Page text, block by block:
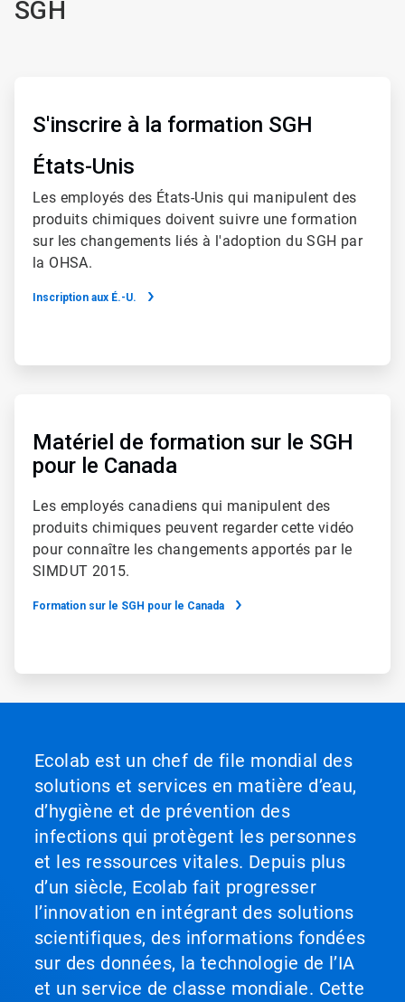
SGH
S'inscrire à la formation SGH
États-Unis
Les employés des États-Unis qui manipulent des
produits chimiques doivent suivre une formation
sur les changements liés à l'adoption du SGH par
la OHSA.
Inscription aux É.-U.
Matériel de formation sur le SGH
pour le Canada
Les employés canadiens qui manipulent des
produits chimiques peuvent regarder cette vidéo
pour connaître les changements apportés par le
SIMDUT 2015.​​​​​​​
Formation sur le SGH pour le Canada
Ecolab est un chef de file mondial des
solutions et services en matière d’eau,
d’hygiène et de prévention des
infections qui protègent les personnes
et les ressources vitales. Depuis plus
d’un siècle, Ecolab fait progresser
l’innovation en intégrant des solutions
scientifiques, des informations fondées
sur des données, la technologie de l’IA
et un service de classe mondiale. Cette